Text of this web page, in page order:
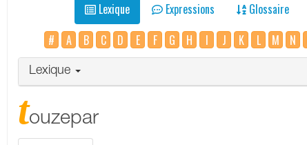
Lexique Expressions Glossaire
#
A B C D E F G H I J K L M N
Lexique
touzepar